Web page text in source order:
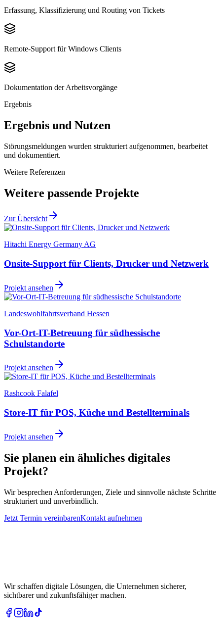
Erfassung, Klassifizierung und Routing von Tickets
Remote-Support für Windows Clients
Dokumentation der Arbeitsvorgänge
Ergebnis
Ergebnis und Nutzen
Störungsmeldungen wurden strukturiert aufgenommen, bearbeitet
und dokumentiert.
Weitere Referenzen
Weitere passende Projekte
Zur Übersicht
Hitachi Energy Germany AG
Onsite-Support für Clients, Drucker und Netzwerk
Projekt ansehen
Landeswohlfahrtsverband Hessen
Vor-Ort-IT-Betreuung für südhessische
Schulstandorte
Projekt ansehen
Rashcook Falafel
Store-IT für POS, Küche und Bestellterminals
Projekt ansehen
Sie planen ein ähnliches digitales
Projekt?
Wir besprechen Anforderungen, Ziele und sinnvolle nächste Schritte
strukturiert und unverbindlich.
Jetzt Termin vereinbarenKontakt aufnehmen
Wir schaffen digitale Lösungen, die Unternehmen sicherer,
sichtbarer und zukunftsfähiger machen.